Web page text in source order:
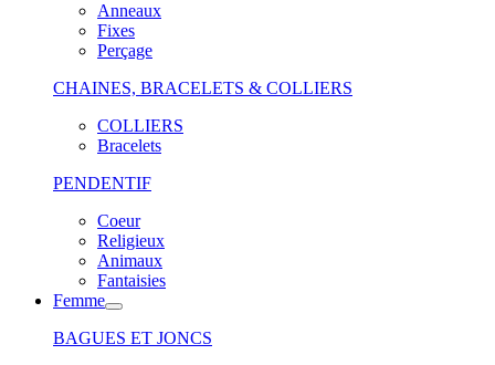
Anneaux
Fixes
Perçage
CHAINES, BRACELETS & COLLIERS
COLLIERS
Bracelets
PENDENTIF
Coeur
Religieux
Animaux
Fantaisies
Femme
BAGUES ET JONCS